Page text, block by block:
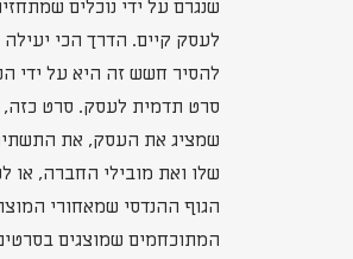
שנגרם על ידי נוכלים
לעסק קיים. הדרך הכי יעילה
להסיר חשש זה היא על ידי
סרט תדמית לעסק. סרט כזה,
שמציג את העסק, את
שלו ואת מובילי החברה, או
הגוף ההנדסי שמאחורי
המתוכחמים שמוצגים